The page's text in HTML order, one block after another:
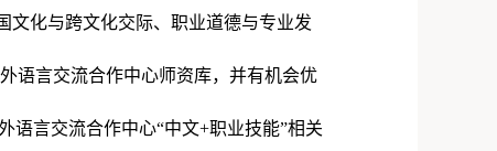
文化与跨文化交际、职业道德与专业发
语言交流合作中心师资库，并有机会优
语言交流合作中心“中文+职业技能”相关